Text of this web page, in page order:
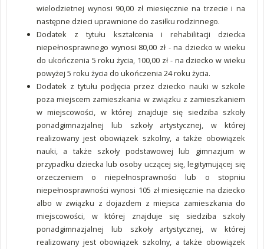
wielodzietnej wynosi 90,00 zł miesięcznie na trzecie i na
następne dzieci uprawnione do zasiłku rodzinnego.
Dodatek z tytułu kształcenia i rehabilitacji dziecka
niepełnosprawnego wynosi 80,00 zł - na dziecko w wieku
do ukończenia 5 roku życia, 100,00 zł - na dziecko w wieku
powyżej 5 roku życia do ukończenia 24 roku życia.
Dodatek z tytułu podjęcia przez dziecko nauki w szkole
poza miejscem zamieszkania w związku z zamieszkaniem
w miejscowości, w której znajduje się siedziba szkoły
ponadgimnazjalnej lub szkoły artystycznej, w której
realizowany jest obowiązek szkolny, a także obowiązek
nauki, a także szkoły podstawowej lub gimnazjum w
przypadku dziecka lub osoby uczącej się, legitymującej się
orzeczeniem o niepełnosprawności lub o stopniu
niepełnosprawności wynosi 105 zł miesięcznie na dziecko
albo w związku z dojazdem z miejsca zamieszkania do
miejscowości, w której znajduje się siedziba szkoły
ponadgimnazjalnej lub szkoły artystycznej, w której
realizowany jest obowiązek szkolny, a także obowiązek